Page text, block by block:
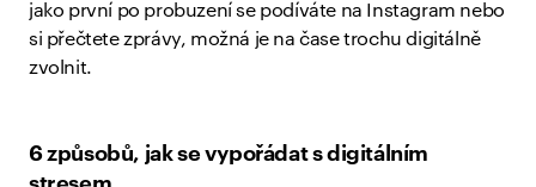
jako první po probuzení se podíváte na Instagram nebo
si přečtete zprávy, možná je na čase trochu digitálně
zvolnit.
6 způsobů, jak se vypořádat s digitálním